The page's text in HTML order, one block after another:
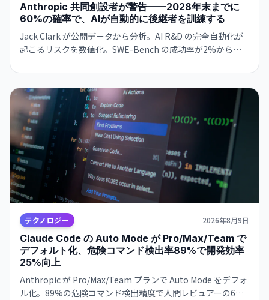
Anthropic 共同創設者が警告——2028年末までに
60%の確率で、AIが自動的に後継者を訓練する
Jack Clark が公開データから分析。AI R&D の完全自動化が
起こるリスクを数値化。SWE-Bench の成功率が2%から
化。複利エラーの問題と、監督者を上回る知能獲得時のアラ
イメント崩壊の危険を指摘
テクノロジー 2026年8月9日
Claude Code の Auto Mode が Pro/Max/Team で
デフォルト化、危険コマンド検出率89%で開発効率
25%向上
Anthropic が Pro/Max/Team プランで Auto Mode をデフォ
ル化。89%の危険コマンド検出精度で人間レビュアーの6倍